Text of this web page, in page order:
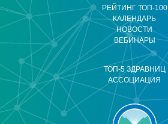
РЕЙТИНГ ТОП-100
КАЛЕНДАРЬ
НОВОСТИ
ВЕБИНАРЫ
ТОП-5 ЗДРАВНИЦ
АССОЦИАЦИЯ